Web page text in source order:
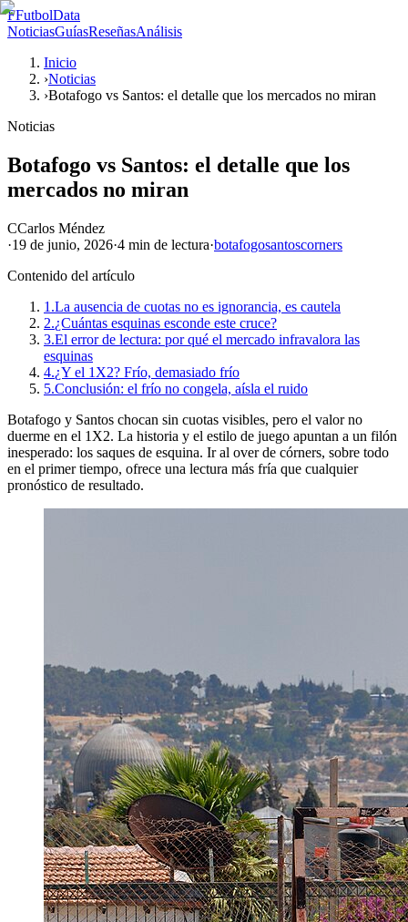
FFutbolData
NoticiasGuíasReseñasAnálisis
Inicio
›Noticias
›Botafogo vs Santos: el detalle que los mercados no miran
Noticias
Botafogo vs Santos: el detalle que los
mercados no miran
CCarlos Méndez
·19 de junio, 2026·4 min de lectura·botafogosantoscorners
Contenido del artículo
1.La ausencia de cuotas no es ignorancia, es cautela
2.¿Cuántas esquinas esconde este cruce?
3.El error de lectura: por qué el mercado infravalora las
esquinas
4.¿Y el 1X2? Frío, demasiado frío
5.Conclusión: el frío no congela, aísla el ruido
Botafogo y Santos chocan sin cuotas visibles, pero el valor no
duerme en el 1X2. La historia y el estilo de juego apuntan a un filón
inesperado: los saques de esquina. Ir al over de córners, sobre todo
en el primer tiempo, ofrece una lectura más fría que cualquier
pronóstico de resultado.